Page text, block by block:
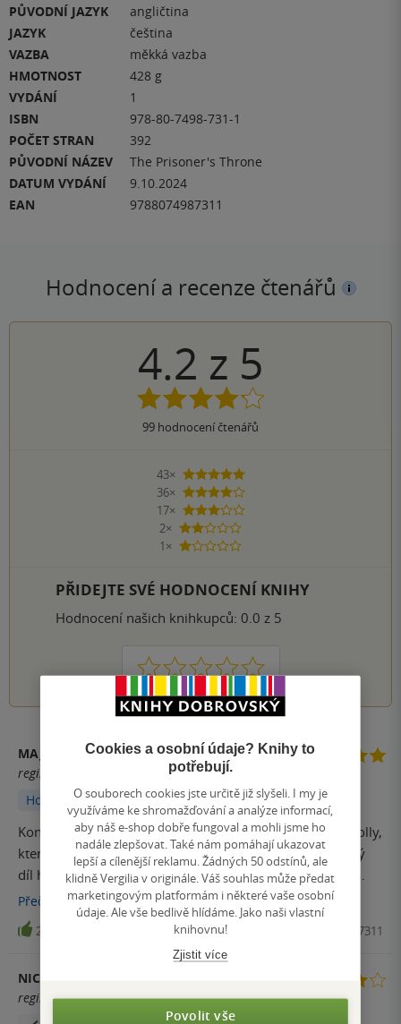
PŮVODNÍ JAZYK
angličtina
JAZYK
čeština
VAZBA
měkká vazba
HMOTNOST
428 g
VYDÁNÍ
1
ISBN
978-80-7498-731-1
POČET STRAN
392
PŮVODNÍ NÁZEV
The Prisoner's Throne
DATUM VYDÁNÍ
9.10.2024
EAN
9788074987311
Hodnocení a recenze čtenářů
4.2 z 5
99 hodnocení čtenářů
43×
5 hvězdiček
36×
4 hvězdičky
17×
3 hvězdičky
2×
2 hvězdičky
1×
1 hvezdička
PŘIDEJTE SVÉ HODNOCENÍ KNIHY
Hodnocení našich knihkupců: 0.0 z 5
1 2 3 4 5
MAJKY :)
registrovaný uživatel
Hodnoceno z aplikace
Konečně jsem měla tu čest dočíst další nádherné dílo Holly,
které mi v prvním díle totálně rozsekalo srdce, ale druhý
díl ho svým nádherným dějem dokázal poskládat zpět.
Jakožto fanoušek Holly a její série Krutý princ jsem
neváhala si přečíst dodatečnou duologii téhle napínavé
cesty Doubka a Suren. Knihy jsou krásným zpestřením a
jiným pohledem na už nám známe postavy jako Cardan
nebo Jude. Takže pokud jste už četli první čtyři díly o
příběhu Jude neváhejte ani minutu si tenhle skvost přečíst.
Přečíst více
29 Kniha, CooBoo, 2024, 9788074987311
NICIRZ
registrovaný uživatel
Cookies a osobní údaje? Knihy to
potřebují.
O souborech cookies jste určitě již slyšeli. I my je
využíváme ke shromažďování a analýze informací,
aby náš e-shop dobře fungoval a mohli jsme ho
nadále zlepšovat. Také nám pomáhají ukazovat
lepší a cílenější reklamu. Žádných 50 odstínů, ale
klidně Vergilia v originále. Váš souhlas může předat
marketingovým platformám i některé vaše osobní
údaje. Ale vše bedlivě hlídáme. Jako naši vlastní
knihovnu!
Zjistit více
Povolit vše